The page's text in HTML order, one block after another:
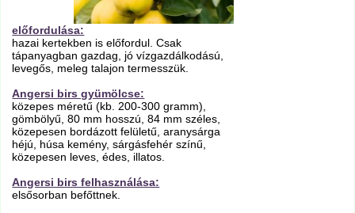
előfordulása:
hazai kertekben is előfordul. Csak
tápanyagban gazdag, jó vízgazdálkodású,
levegős, meleg talajon termesszük.
Angersi birs gyümölcse:
közepes méretű (kb. 200-300 gramm),
gömbölyű, 80 mm hosszú, 84 mm széles,
közepesen bordázott felületű, aranysárga
héjú, húsa kemény, sárgásfehér színű,
közepesen leves, édes, illatos.
Angersi birs felhasználása:
elsősorban befőttnek.